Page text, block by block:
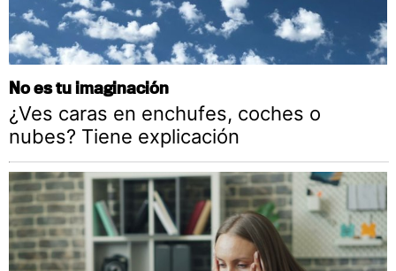
No es tu imaginación
¿Ves caras en enchufes, coches o
nubes? Tiene explicación